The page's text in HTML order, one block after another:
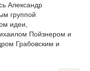
Александр
группой
идеи,
Пойзнером и
Грабовским и